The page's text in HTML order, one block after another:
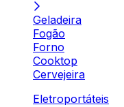
Geladeira
Fogão
Forno
Cooktop
Cervejeira
Eletroportáteis